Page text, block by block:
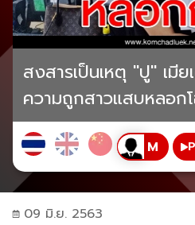
สงสารเป็นเหตุ "ปู" เมี
ความถูกสาวแสบหลอก
09 มิ.ย. 2563